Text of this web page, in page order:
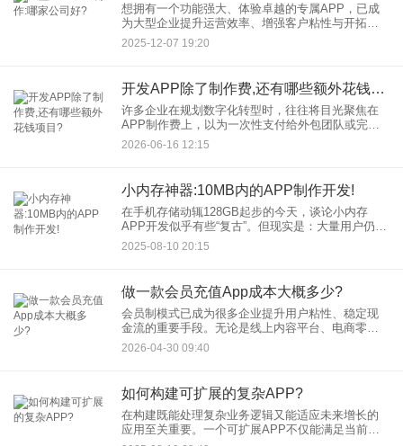
想拥有一个功能强大、体验卓越的专属APP，已成
为大型企业提升运营效率、增强客户粘性与开拓市
场的重要战略。然而，面对复杂的业务逻辑、高并
发的用户需求以及严格的安全标准，大型企业APP
2025-12-07 19:20
开发APP除了制作费,还有哪些额外花钱项目?
许多企业在规划数字化转型时，往往将目光聚焦在
APP制作费上，以为一次性支付给外包团队或完成
内部开发后就万事大吉。然而，开发APP只是万里
长征的第一步。就像买车不仅需要付车款，还需要
2026-06-16 12:15
小内存神器:10MB内的APP制作开发!
在手机存储动辄128GB起步的今天，谈论小内存
APP开发似乎有些“复古”。但现实是：大量用户仍在
使用存储空间有限的旧设备，流量敏感地区用户青
睐轻量应用，工具类APP用户追求即开即用。10MB
2025-08-10 20:15
做一款会员充值App成本大概多少?
会员制模式已成为很多企业提升用户粘性、稳定现
金流的重要手段。无论是线上内容平台、电商零
售，还是线下的健身、美容行业，拥有一款专属的
会员充值App，正在成为连接用户与服务的关键入
2026-04-30 09:40
如何构建可扩展的复杂APP?
在构建既能处理复杂业务逻辑又能适应未来增长的
应用至关重要。一个可扩展APP不仅能满足当前用